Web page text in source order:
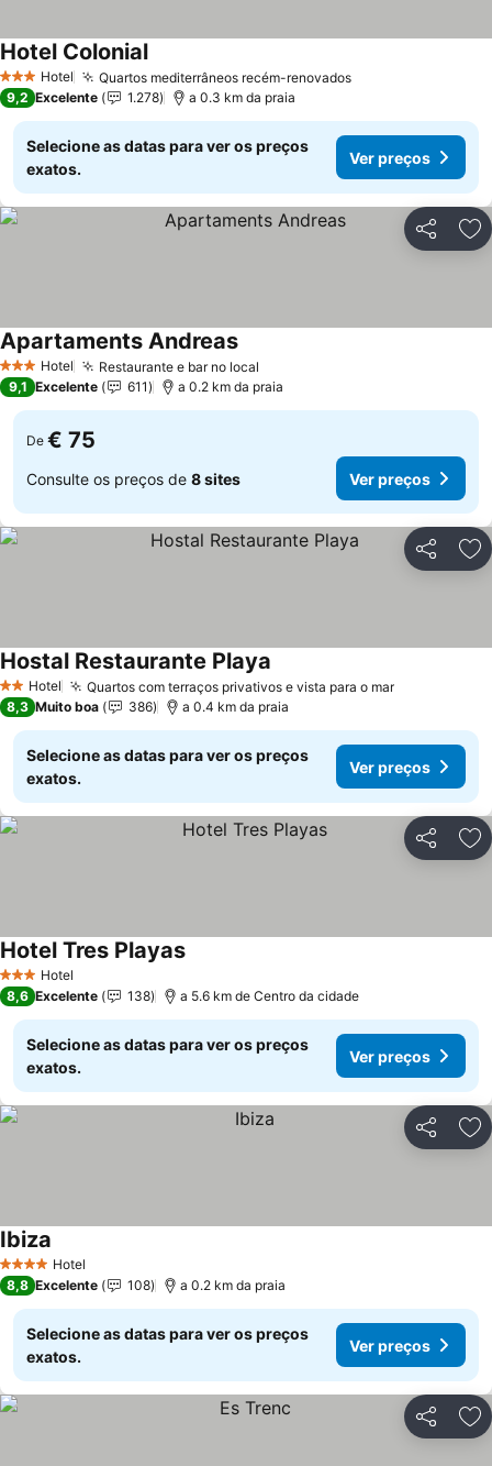
3 EstrelasHotel Quartos mediterrâneos recém-renovadosVer preços
Hotel ColonialVer preços
9,2 Excelente 1.278 a 0.3 km da praia
Selecione as datas para ver os preços
exatos.
Ver preços
Partilhar
3 EstrelasHotel Restaurante e bar no local
Apartaments AndreasVer preços
9,1 Excelente 611 a 0.2 km da praia
De € 75
Consulte os preços de 8 sites Ver preços
Partilhar
2 Estrelas
Hotel Quartos com terraços privativos e vista para o marVer preços
Hostal Restaurante Playa
8,3 Muito boa 386 a 0.4 km da praia
Selecione as datas para ver os preços
exatos.
Ver preços
Partilhar
3 EstrelasHotel
Hotel Tres PlayasVer preços
8,6 Excelente 138 a 5.6 km de Centro da cidade
Selecione as datas para ver os preços
exatos.
Ver preços
Partilhar
4 EstrelasHotel
Ibiza
8,8 Excelente 108 a 0.2 km da praia
Selecione as datas para ver os preços
exatos.
Ver preços
Partilhar